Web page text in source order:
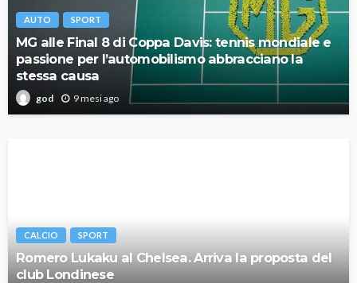
AUTO SPORT
MG alle Final 8 di Coppa Davis: tennis mondiale e
passione per l’automobilismo abbracciano la
stessa causa
god 9 mesi ago
CALCIO SPORT
Romero Lukaku al Chelsea. Arriva la proposta del
club Londinese